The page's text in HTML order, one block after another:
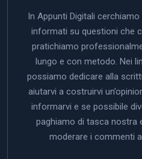
In Appunti Digitali
informati su questioni che
pratichiamo
lungo e con metodo. Nei
possiamo dedicare alla
aiutarvi a costruirvi
informarvi e se possibile
paghiamo di tasca nostra
moderare i commenti